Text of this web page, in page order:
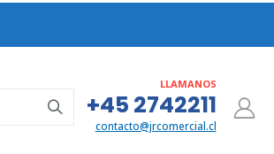
LLAMANOS
+45 2742211
contacto@jrcomercial.cl